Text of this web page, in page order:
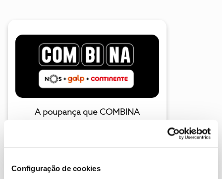
Configuração de cookies
A poupança que COMBINA